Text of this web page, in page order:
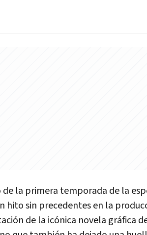
la primera temporada de la
hito sin precedentes en la
de la icónica novela gráfica